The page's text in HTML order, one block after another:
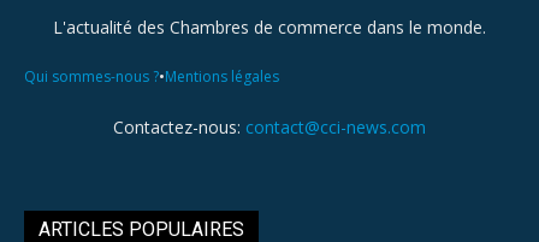
L'actualité des Chambres de commerce dans le monde.
Qui sommes-nous ?•Mentions légales
Contactez-nous: contact@cci-news.com
ARTICLES POPULAIRES